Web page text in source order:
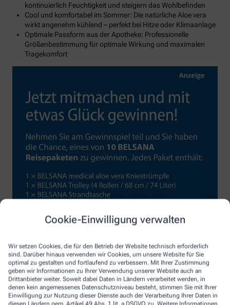
Cookie-Einwilligung verwalten
Wir setzen Cookies, die für den Betrieb der Website technisch erforderlich
sind. Darüber hinaus verwenden wir Cookies, um unsere Website für Sie
optimal zu gestalten und fortlaufend zu verbessern. Mit Ihrer Zustimmung
geben wir Informationen zu Ihrer Verwendung unserer Website auch an
Drittanbieter weiter. Soweit dabei Daten in Ländern verarbeitet werden, in
denen kein angemessenes Datenschutzniveau besteht, stimmen Sie mit Ihrer
Einwilligung zur Nutzung dieser Dienste auch der Verarbeitung Ihrer Daten in
kontinuierlich Feuchtigkeit und steigern das Wohlbefinden
Cool und komfortabel im Sommer: Die natürliche Aloe vera
wirkt angenehm kühlend – perfekt bei Hitze oder Klimaanlage
Optimale Passform aus der Apotheke: Professionelle
Größenbestimmung für optimale Wirkung und maximalen
Tragekomfort